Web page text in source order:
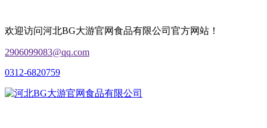
欢迎访问河北BG大游官网食品有限公司官方网站！
2906099083@qq.com
0312-6820759